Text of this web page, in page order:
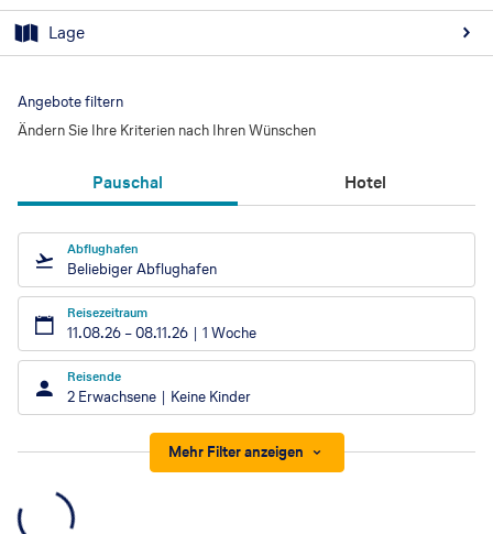
Lage
Angebote filtern
Ändern Sie Ihre Kriterien nach Ihren Wünschen
Pauschal Hotel
Abflughafen
Beliebiger Abflughafen
Reisezeitraum
11.08.26 –08.11.26 1 Woche
Reisende
2 Erwachsene Keine Kinder
Mehr Filter anzeigen